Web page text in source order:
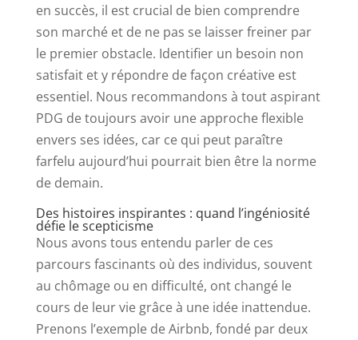
en succès, il est crucial de bien comprendre
son marché et de ne pas se laisser freiner par
le premier obstacle. Identifier un besoin non
satisfait et y répondre de façon créative est
essentiel. Nous recommandons à tout aspirant
PDG de toujours avoir une approche flexible
envers ses idées, car ce qui peut paraître
farfelu aujourd’hui pourrait bien être la norme
de demain.
Des histoires inspirantes : quand l’ingéniosité
défie le scepticisme
Nous avons tous entendu parler de ces
parcours fascinants où des individus, souvent
au chômage ou en difficulté, ont changé le
cours de leur vie grâce à une idée inattendue.
Prenons l’exemple de Airbnb, fondé par deux